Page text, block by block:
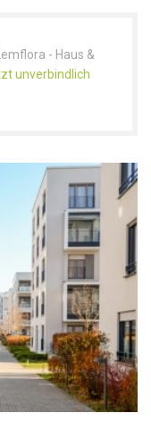
- Haus &
unverbindlich